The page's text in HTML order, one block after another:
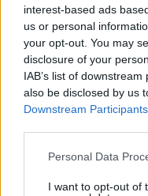
interest-based ads
us or personal
your opt-out. You may
disclosure of your
IAB’s list of
also be disclosed by us
Downstream Participants
Please note that this
not limited to your visit
Personal Data
I want to opt-out of
10.08.2026, 12:21
Σεισμός 7,4 Ρίχτερ
Τραυματίες και ζημιές
έντρομος ο κόσμος
δρόμους, δείτε βίντεο
10.08.2026, 16:14